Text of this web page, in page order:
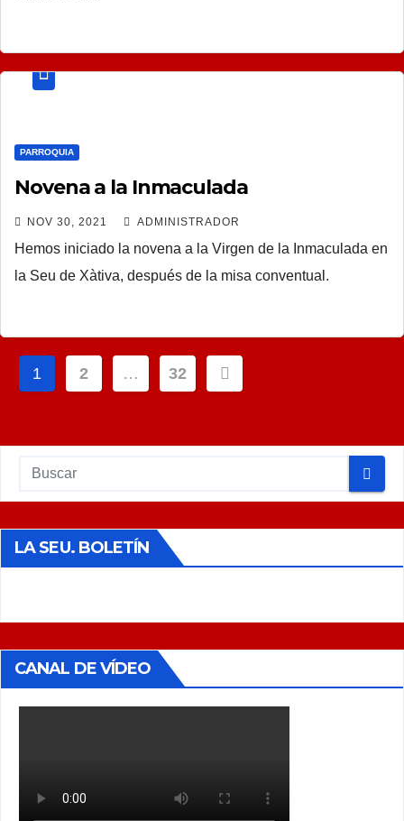
PARROQUIA
Novena a la Inmaculada
NOV 30, 2021 ADMINISTRADOR
Hemos iniciado la novena a la Virgen de la Inmaculada en
la Seu de Xàtiva, después de la misa conventual.
Navegación
entradas
1 2 … 32
LA SEU. BOLETÍN
CANAL DE VÍDEO